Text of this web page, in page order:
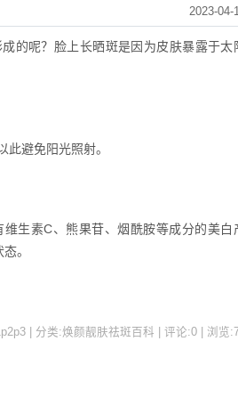
2023-04-
的呢？脸上长晒斑是因为皮肤暴露于太
避免阳光照射。
生素C、熊果苷、烟酰胺等成分的美白
。
| 分类:焕颜靓肤祛斑百科 | 评论:0 | 浏览: